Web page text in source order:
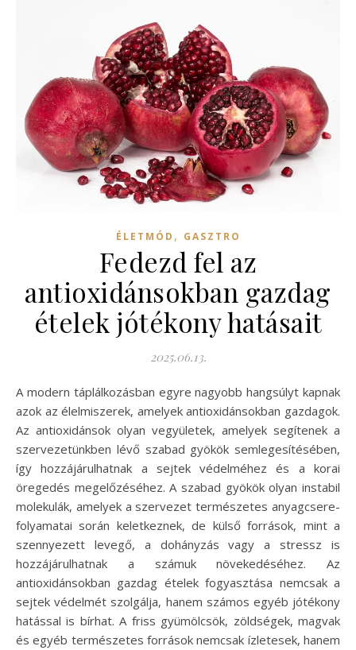
ÉLETMÓD , GASZTRO
Fedezd fel az
antioxidánsokban gazdag
ételek jótékony hatásait
2025.06.13.
A modern táplálkozásban egyre nagyobb hangsúlyt kapnak
azok az élelmiszerek, amelyek antioxidánsokban gazdagok.
Az antioxidánsok olyan vegyületek, amelyek segítenek a
szervezetünkben lévő szabad gyökök semlegesítésében,
így hozzájárulhatnak a sejtek védelméhez és a korai
öregedés megelőzéséhez. A szabad gyökök olyan instabil
molekulák, amelyek a szervezet természetes anyagcsere-
folyamatai során keletkeznek, de külső források, mint a
szennyezett levegő, a dohányzás vagy a stressz is
hozzájárulhatnak a számuk növekedéséhez. Az
antioxidánsokban gazdag ételek fogyasztása nemcsak a
sejtek védelmét szolgálja, hanem számos egyéb jótékony
hatással is bírhat. A friss gyümölcsök, zöldségek, magvak
és egyéb természetes források nemcsak ízletesek, hanem